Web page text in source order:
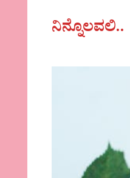
ನಿನ್ನೊಲವಲಿ..